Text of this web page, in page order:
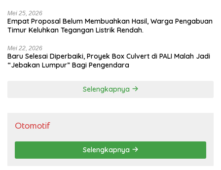
Mei 25, 2026
Empat Proposal Belum Membuahkan Hasil, Warga Pengabuan
Timur Keluhkan Tegangan Listrik Rendah.
Mei 22, 2026
Baru Selesai Diperbaiki, Proyek Box Culvert di PALI Malah Jadi
“Jebakan Lumpur” Bagi Pengendara
Selengkapnya
Otomotif
Selengkapnya